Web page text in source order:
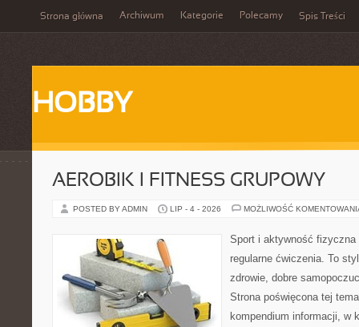
Strona główna Archiwum Kategorie Polecamy Spis Treści
HOBBY
AEROBIK I FITNESS GRUPOWY
POSTED BY ADMIN LIP - 4 - 2026 MOŻLIWOŚĆ
Sport i aktywność
regularne ćwiczenia. To
zdrowie, dobre
Strona poświęcona tej
kompendium informacji, w